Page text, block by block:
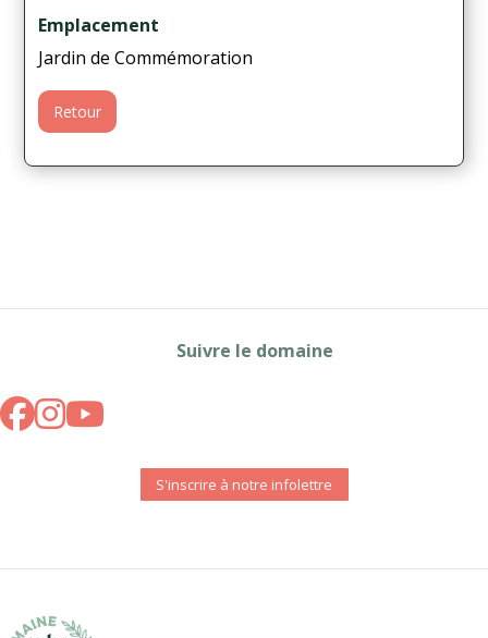
Emplacement
Jardin de Commémoration
Retour
Suivre le domaine
S'inscrire à notre infolettre